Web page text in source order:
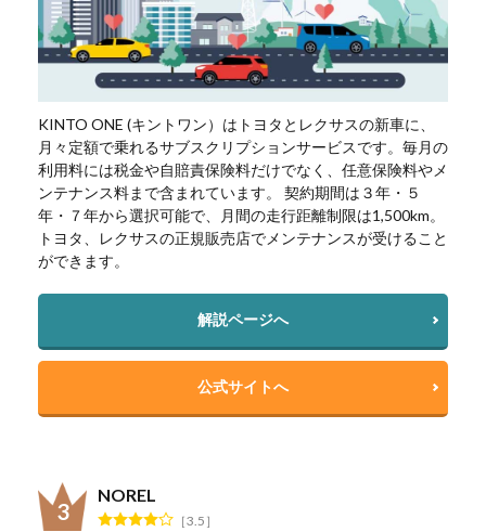
KINTO ONE (キントワン）はトヨタとレクサスの新車に、
月々定額で乗れるサブスクリプションサービスです。毎月の
利用料には税金や自賠責保険料だけでなく、任意保険料やメ
ンテナンス料まで含まれています。 契約期間は３年・５
年・７年から選択可能で、月間の走行距離制限は1,500km。
トヨタ、レクサスの正規販売店でメンテナンスが受けること
ができます。
解説ページへ
公式サイトへ
NOREL
3.5